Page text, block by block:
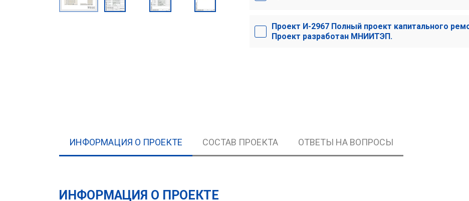
Проект И-2967 Полный проект капитального
Проект разработан МНИИТЭП.
ИНФОРМАЦИЯ О ПРОЕКТЕ СОСТАВ ПРОЕКТА ОТВЕТЫ НА ВОПРОСЫ
ИНФОРМАЦИЯ О ПРОЕКТЕ